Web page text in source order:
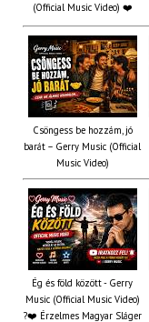
(Official Music Video) ❤️
Csöngess be hozzám, jó
barát – Gerry Music (Official
Music Video)
Ég és föld között - Gerry
Music (Official Music Video)
?❤️ Érzelmes Magyar Sláger